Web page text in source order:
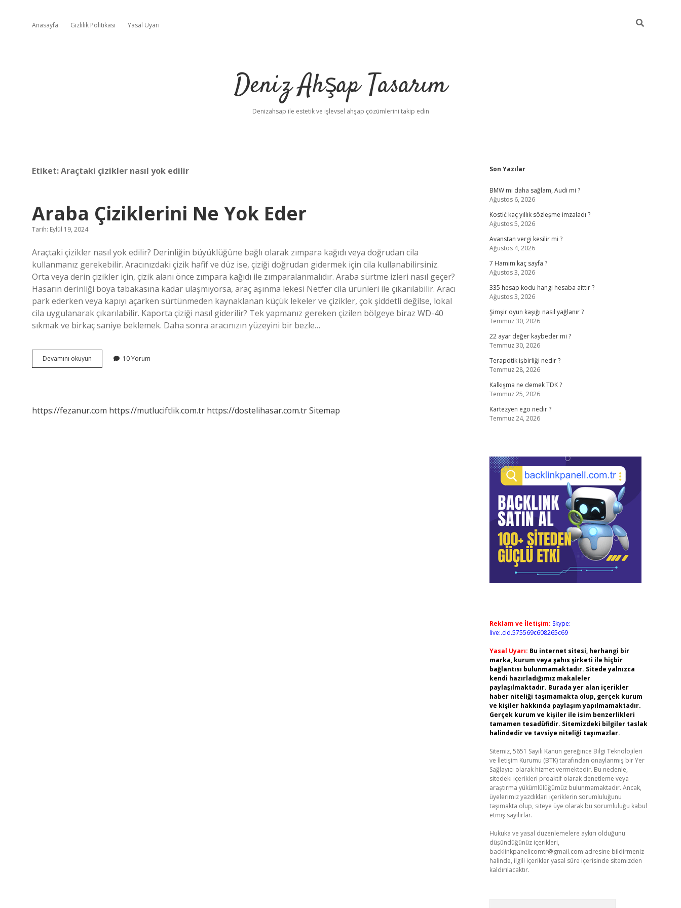
Anasayfa Gizlilik Politikası Yasal Uyarı
Deniz Ahşap Tasarım
Denizahsap ile estetik ve işlevsel ahşap çözümlerini takip edin
Etiket:Araçtaki çizikler nasıl yok edilir
Araba Çiziklerini Ne Yok Eder
Tarih: Eylül 19, 2024
Araçtaki çizikler nasıl yok edilir? Derinliğin büyüklüğüne bağlı olarak zımpara kağıdı veya doğrudan cila
kullanmanız gerekebilir. Aracınızdaki çizik hafif ve düz ise, çiziği doğrudan gidermek için cila kullanabilirsiniz.
Orta veya derin çizikler için, çizik alanı önce zımpara kağıdı ile zımparalanmalıdır. Araba sürtme izleri nasıl geçer?
Hasarın derinliği boya tabakasına kadar ulaşmıyorsa, araç aşınma lekesi Netfer cila ürünleri ile çıkarılabilir. Aracı
park ederken veya kapıyı açarken sürtünmeden kaynaklanan küçük lekeler ve çizikler, çok şiddetli değilse, lokal
cila uygulanarak çıkarılabilir. Kaporta çiziği nasıl giderilir? Tek yapmanız gereken çizilen bölgeye biraz WD-40
sıkmak ve birkaç saniye beklemek. Daha sonra aracınızın yüzeyini bir bezle…
Devamını okuyun
Çiziklerini
10 Yorum
https://fezanur.com https://mutluciftlik.com.tr https://dostelihasar.com.trSitemap
Sidebar
Son Yazılar
BMW mi daha sağlam, Audi mi ?
Ağustos 6, 2026
Kostić kaç yıllık sözleşme imzaladı ?
Ağustos 5, 2026
Avanstan vergi kesilir mi ?
Ağustos 4, 2026
7 Hamim kaç sayfa ?
Ağustos 3, 2026
335 hesap kodu hangi hesaba aittir ?
Ağustos 3, 2026
Şimşir oyun kaşığı nasıl yağlanır ?
Temmuz 30, 2026
22 ayar değer kaybeder mi ?
Temmuz 30, 2026
Terapötik işbirliği nedir ?
Temmuz 28, 2026
Kalkışma ne demek TDK ?
Temmuz 25, 2026
Kartezyen ego nedir ?
Temmuz 24, 2026
Reklam ve İletişim: Skype:
live:.cid.575569c608265c69
Yasal Uyarı: Bu internet sitesi, herhangi bir
marka, kurum veya şahıs şirketi ile hiçbir
bağlantısı bulunmamaktadır. Sitede yalnızca
kendi hazırladığımız makaleler
paylaşılmaktadır. Burada yer alan içerikler
haber niteliği taşımamakta olup, gerçek kurum
ve kişiler hakkında paylaşım yapılmamaktadır.
Gerçek kurum ve kişiler ile isim benzerlikleri
tamamen tesadüfidir. Sitemizdeki bilgiler taslak
halindedir ve tavsiye niteliği taşımazlar.
Sitemiz, 5651 Sayılı Kanun gereğince Bilgi Teknolojileri
ve İletişim Kurumu (BTK) tarafından onaylanmış bir Yer
Sağlayıcı olarak hizmet vermektedir. Bu nedenle,
sitedeki içerikleri proaktif olarak denetleme veya
araştırma yükümlülüğümüz bulunmamaktadır. Ancak,
üyelerimiz yazdıkları içeriklerin sorumluluğunu
taşımakta olup, siteye üye olarak bu sorumluluğu kabul
etmiş sayılırlar.
Hukuka ve yasal düzenlemelere aykırı olduğunu
düşündüğünüz içerikleri,
backlinkpanelicomtr@gmail.com adresine bildirmeniz
halinde, ilgili içerikler yasal süre içerisinde sitemizden
kaldırılacaktır.